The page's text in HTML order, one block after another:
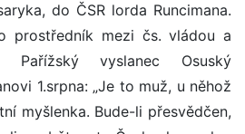
do ČSR lorda Runcimana.
prostředník mezi čs. vládou a
Pařížský vyslanec Osuský
1.srpna: „Je to muž, u něhož
myšlenka. Bude-li přesvědčen,